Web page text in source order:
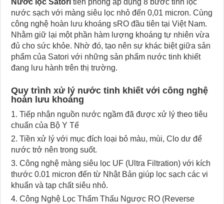
Nước lọc Satori tiên phong áp dụng 8 bước tinh lọc
nước sạch với màng siêu lọc nhỏ đến 0,01 micron. Cùng
công nghệ hoàn lưu khoáng sRO đầu tiên tại Việt Nam.
Nhằm giữ lại một phần hàm lượng khoáng tự nhiên vừa
đủ cho sức khỏe. Nhờ đó, tạo nên sự khác biệt giữa sản
phẩm của Satori với những sản phẩm nước tinh khiết
đang lưu hành trên thị trường.
Quy trình xử lý nước tinh khiết với công nghệ
hoàn lưu khoáng
Tiếp nhận nguồn nước ngầm đã được xử lý theo tiêu
chuẩn của Bộ Y Tế
Tiền xử lý với mục đích loại bỏ màu, mùi, Clo dư để
nước trở nên trong suốt.
Công nghệ màng siêu lọc UF (Ultra Filtration) với kích
thước 0.01 micron đến từ Nhật Bản giúp lọc sạch các vi
khuẩn và tạp chất siêu nhỏ.
Công Nghệ Lọc Thẩm Thấu Ngược RO (Reverse